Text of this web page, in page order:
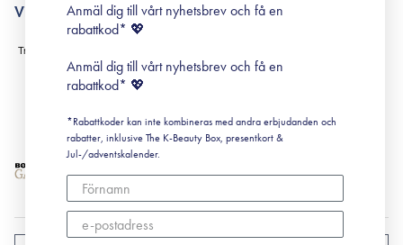
Black Friday
Villkor
Leverans & Retur
Köpvillkor
Prenumerationsvillkor
Cookiepolicy
Anmäl dig till vårt nyhetsbrev och få en
rabattkod* 💖
Anmäl dig till vårt nyhetsbrev och få en
rabattkod* 💖
*Rabattkoder kan inte kombineras med andra erbjudanden och
rabatter, inklusive The K-Beauty Box, presentkort &
Jul-/adventskalender.